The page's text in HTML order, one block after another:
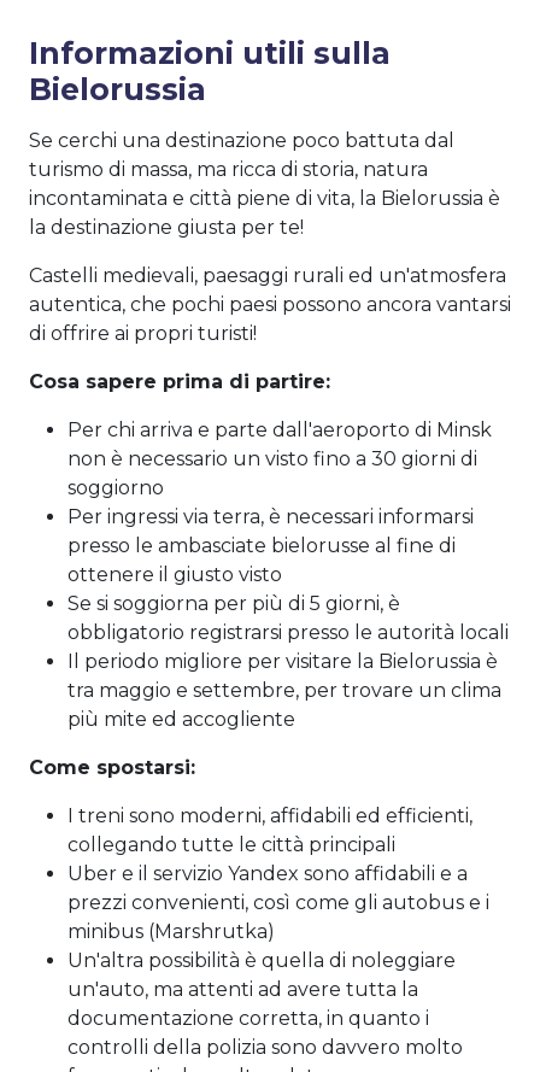
Informazioni utili sulla
Bielorussia
Se cerchi una destinazione poco battuta dal
turismo di massa, ma ricca di storia, natura
incontaminata e città piene di vita, la Bielorussia è
la destinazione giusta per te!
Castelli medievali, paesaggi rurali ed un'atmosfera
autentica, che pochi paesi possono ancora vantarsi
di offrire ai propri turisti!
Cosa sapere prima di partire:
Per chi arriva e parte dall'aeroporto di Minsk
non è necessario un visto fino a 30 giorni di
soggiorno
Per ingressi via terra, è necessari informarsi
presso le ambasciate bielorusse al fine di
ottenere il giusto visto
Se si soggiorna per più di 5 giorni, è
obbligatorio registrarsi presso le autorità locali
Il periodo migliore per visitare la Bielorussia è
tra maggio e settembre, per trovare un clima
più mite ed accogliente
Come spostarsi:
I treni sono moderni, affidabili ed efficienti,
collegando tutte le città principali
Uber e il servizio Yandex sono affidabili e a
prezzi convenienti, così come gli autobus e i
minibus (Marshrutka)
Un'altra possibilità è quella di noleggiare
un'auto, ma attenti ad avere tutta la
documentazione corretta, in quanto i
controlli della polizia sono davvero molto